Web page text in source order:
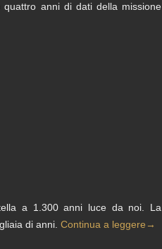
anni di dati della missione
a 1.300 anni luce da noi. La
di anni. Continua a leggere →